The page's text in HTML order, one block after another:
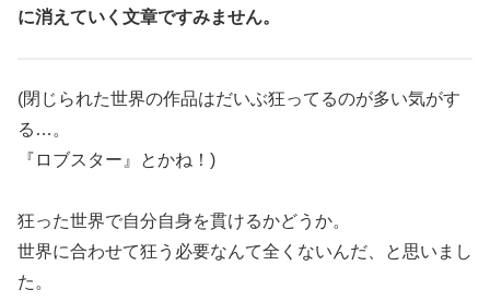
に消えていく文章ですみません。
(閉じられた世界の作品はだいぶ狂ってるのが多い気がす
る…。
『ロブスター』とかね！)
狂った世界で自分自身を貫けるかどうか。
世界に合わせて狂う必要なんて全くないんだ、と思いまし
た。